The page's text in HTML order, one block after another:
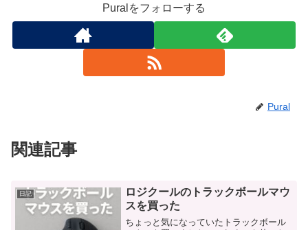
Puralをフォローする
Pural
関連記事
日記
ロジクールのトラックボールマウ
スを買った
ちょっと気になっていたトラックボール